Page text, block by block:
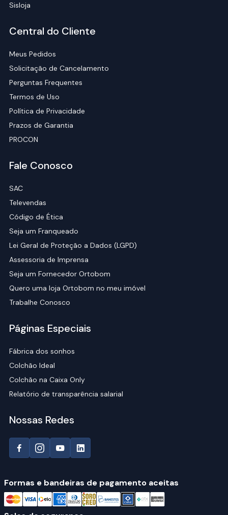
Sisloja
Central do Cliente
Meus Pedidos
Solicitação de Cancelamento
Perguntas Frequentes
Termos de Uso
Política de Privacidade
Prazos de Garantia
PROCON
Fale Conosco
SAC
Televendas
Código de Ética
Seja um Franqueado
Lei Geral de Proteção a Dados (LGPD)
Assessoria de Imprensa
Seja um Fornecedor Ortobom
Quero uma loja Ortobom no meu imóvel
Trabalhe Conosco
Páginas Especiais
Fábrica dos sonhos
Colchão Ideal
Colchão na Caixa Only
Relatório de transparência salarial
Nossas Redes
Formas e bandeiras de pagamento aceitas